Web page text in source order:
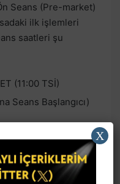
Seans (Pre-market)
ilk işlemleri
saatleri şu
(11:00 TSİ)
Seans Başlangıcı)
hacimli ama aynı
fırsatı sunar. Bu
büyük haberler ya
X